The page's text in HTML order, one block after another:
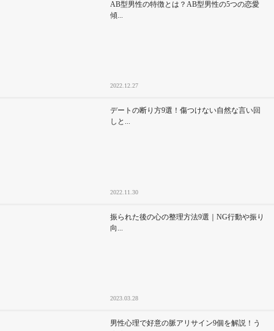
AB型男性の特徴とは？AB型男性の5つの恋愛
傾...
2022.12.27
デートの断り方9選！傷つけない自然な言い回
しと...
2022.11.30
振られた後の心の整理方法9選｜NG行動や振り
向...
2023.03.28
男性心理で好意の脈アリサイン9個を解説！う